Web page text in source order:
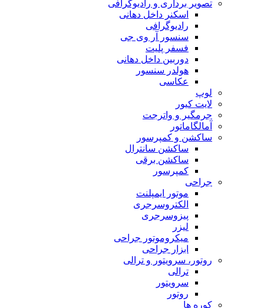
تصویر برداری و رادیوگرافی
اسکنر داخل دهانی
رادیوگرافی
سنسور آر وی جی
فسفر پلیت
دوربین داخل دهانی
هولدر سنسور
عکاسی
لوپ
لایت کیور
جرمگیر و واترجت
آمالگاماتور
ساکشن و کمپرسور
ساکشن سانترال
ساکشن برقی
کمپرسور
جراحی
موتور ایمپلنت
الکتروسرجری
پیزوسرجری
لیزر
میکروموتور جراحی
ابزار جراحی
روتور، سرویتور و ترالی
ترالی
سرویتور
روتور
کوره ها